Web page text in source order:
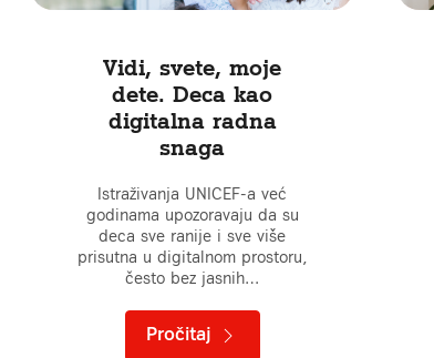
Vidi, svete, moje
dete. Deca kao
digitalna radna
snaga
Istraživanja UNICEF-a već
godinama upozoravaju da su
deca sve ranije i sve više
prisutna u digitalnom prostoru,
često bez jasnih…
Pročitaj